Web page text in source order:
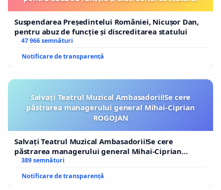
Suspendarea Președintelui României, Nicușor Dan,
pentru abuz de funcție și discreditarea statului
47 966 semnături
Notificare de transparență
Salvați Teatrul Muzical Ambasadorii!Se cere
păstrarea managerului general Mihai-Ciprian
ROGOJAN
Salvați Teatrul Muzical Ambasadorii!Se cere
păstrarea managerului general Mihai-Ciprian
ROGOJAN
389 semnături
Notificare de transparență